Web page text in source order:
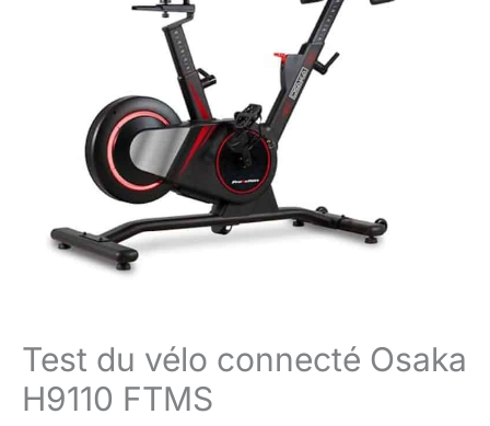
Test du vélo connecté Osaka
H9110 FTMS